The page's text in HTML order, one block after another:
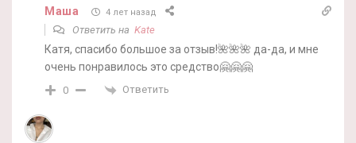
Маша 4 лет назад
Ответить на Kate
Катя, спасибо большое за отзыв!🌺🌺🌺 да-да, и мне
очень понравилось это средство🤗🤗🤗
0 Ответить